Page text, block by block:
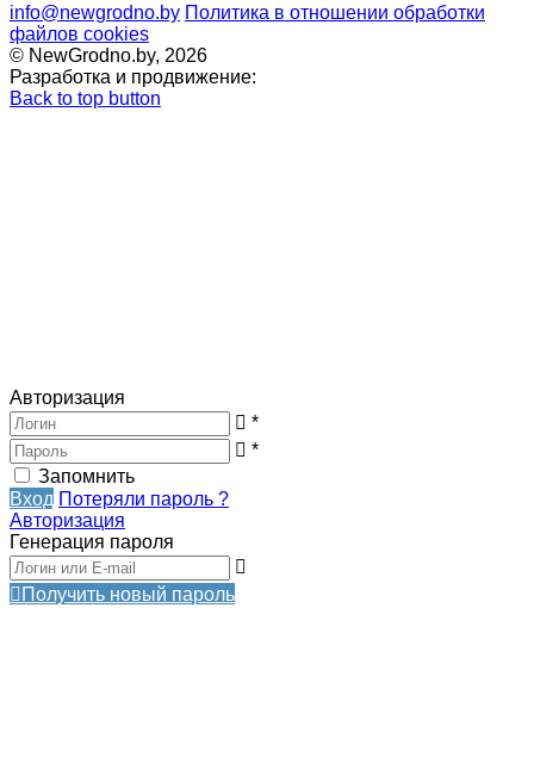
info@newgrodno.by Политика в отношении обработки
файлов cookies
© NewGrodno.by, 2026
Разработка и продвижение:
Back to top button
Авторизация
*
*
Запомнить
Вход Потеряли пароль ?
Авторизация
Генерация пароля
Получить новый пароль